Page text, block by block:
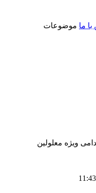
ما موضوعات
ویژه معلولین